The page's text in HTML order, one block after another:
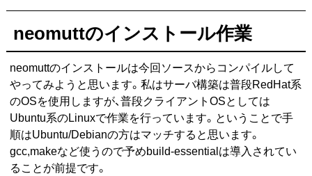
neomuttのインストール作業
neomuttのインストールは今回ソースからコンパイルして
やってみようと思います。私はサーバ構築は普段RedHat系
のOSを使用しますが、普段クライアントOSとしては
Ubuntu系のLinuxで作業を行っています。ということで手
順はUbuntu/Debianの方はマッチすると思います。
gcc,makeなど使うので予めbuild-essentialは導入されてい
ることが前提です。